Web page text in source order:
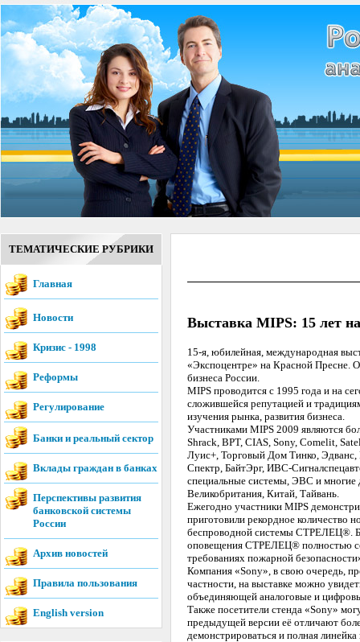
ТЕМАТИЧЕСКИЕ РУБРИКИ
Главная
Новости
Кризис - 1998
Реформы
Регулирование
Банки и реальный сектор
Вклады граждан в банках
Перспективы развития
банковской системы
России
Архив новостей
Правила пользования
English version
Выставка MIPS: 15 лет
15-я, юбилейная, международная
«Экспоцентре» на Красной Пресне.
бизнеса России.
MIPS проводится с 1995 года и на
сложившейся репутацией и
изучения рынка, развития бизнеса.
Участниками MIPS 2009 являются
Shrack, BPT, CIAS, Sony, Comelit,
Луис+, Торговый Дом Тинко, Эдванс,
Спектр, БайтЭрг, ИВС-
специальные системы, ЭВС и многие
Великобритания, Китай, Тайвань.
Ежегодно участники MIPS
приготовили рекордное количество
беспроводной системы СТРЕЛЕЦ®.
оповещения СТРЕЛЕЦ® полностью
требованиях пожарной
Компания «Sony», в свою очередь,
частности, на выставке можно
объединяющей аналоговые и
Также посетители стенда «Sony»
предыдущей версии её отличают
демонстрироваться и полная